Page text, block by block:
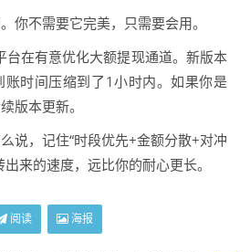
你不需要它完美，只需要会用。
在有意优化大额提现通道。新版本
时间压缩到了1小时内。如果你是
版本更新。
说，记住“时段优先+金额分散+对冲
来的速度，远比你的耐心更长。
阅读 海报